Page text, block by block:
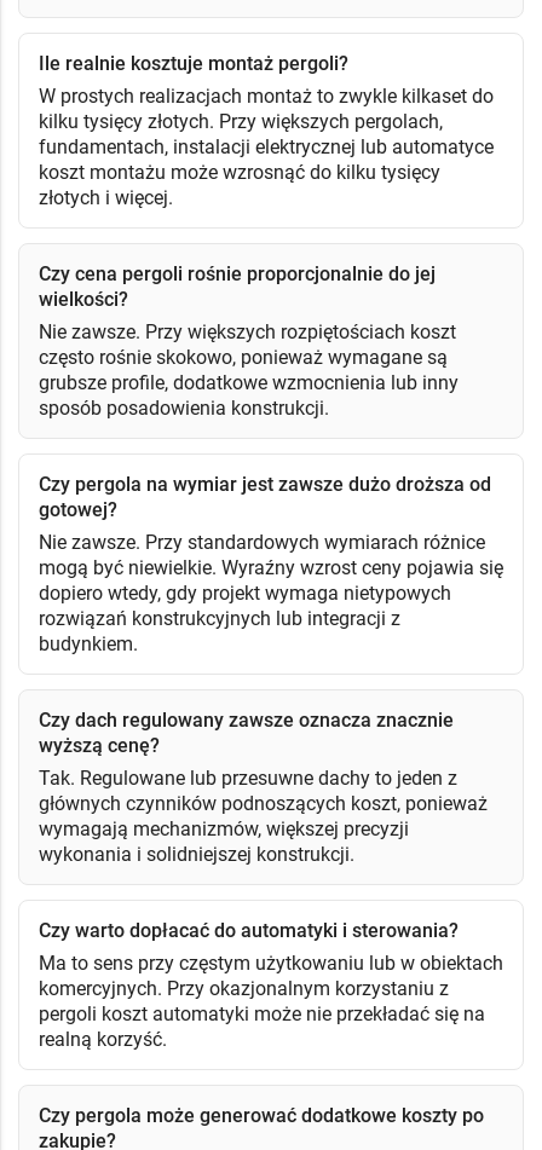
Ile realnie kosztuje montaż pergoli?
W prostych realizacjach montaż to zwykle kilkaset do
kilku tysięcy złotych. Przy większych pergolach,
fundamentach, instalacji elektrycznej lub automatyce
koszt montażu może wzrosnąć do kilku tysięcy
złotych i więcej.
Czy cena pergoli rośnie proporcjonalnie do jej
wielkości?
Nie zawsze. Przy większych rozpiętościach koszt
często rośnie skokowo, ponieważ wymagane są
grubsze profile, dodatkowe wzmocnienia lub inny
sposób posadowienia konstrukcji.
Czy pergola na wymiar jest zawsze dużo droższa od
gotowej?
Nie zawsze. Przy standardowych wymiarach różnice
mogą być niewielkie. Wyraźny wzrost ceny pojawia się
dopiero wtedy, gdy projekt wymaga nietypowych
rozwiązań konstrukcyjnych lub integracji z
budynkiem.
Czy dach regulowany zawsze oznacza znacznie
wyższą cenę?
Tak. Regulowane lub przesuwne dachy to jeden z
głównych czynników podnoszących koszt, ponieważ
wymagają mechanizmów, większej precyzji
wykonania i solidniejszej konstrukcji.
Czy warto dopłacać do automatyki i sterowania?
Ma to sens przy częstym użytkowaniu lub w obiektach
komercyjnych. Przy okazjonalnym korzystaniu z
pergoli koszt automatyki może nie przekładać się na
realną korzyść.
Czy pergola może generować dodatkowe koszty po
zakupie?